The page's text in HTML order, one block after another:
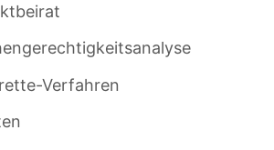
Verfahren